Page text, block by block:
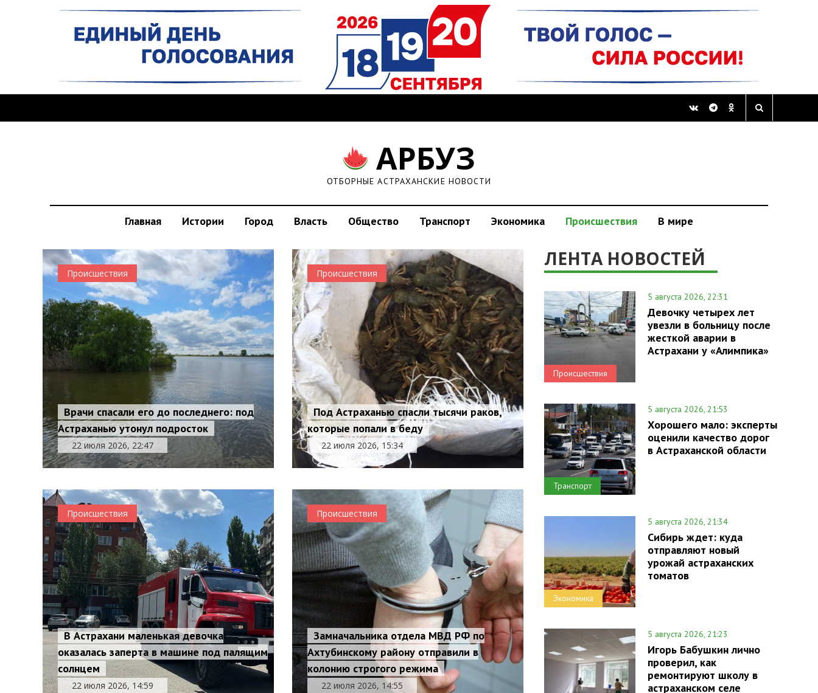
АРБУЗ
ОТБОРНЫЕ АСТРАХАНСКИЕ НОВОСТИ
Главная Истории Город Власть Общество Транспорт Экономика Происшествия В мире
Происшествия
Врачи спасали его до последнего: под
Астраханью утонул подросток
22 июля 2026, 22:47
Происшествия
Под Астраханью спасли тысячи раков,
которые попали в беду
22 июля 2026, 15:34
Происшествия
В Астрахани маленькая девочка
оказалась заперта в машине под палящим
солнцем
22 июля 2026, 14:59
Происшествия
Замначальника отдела МВД РФ по
Ахтубинскому району отправили в
колонию строгого режима
22 июля 2026, 14:55
ЛЕНТА НОВОСТЕЙ
Происшествия
5 августа 2026, 22:31
Девочку четырех лет
увезли в больницу после
жесткой аварии в
Астрахани у «Алимпика»
Транспорт
5 августа 2026, 21:53
Хорошего мало: эксперты
оценили качество дорог
в Астраханской области
Экономика
5 августа 2026, 21:34
Сибирь ждет: куда
отправляют новый
урожай астраханских
томатов
5 августа 2026, 21:23
Игорь Бабушкин лично
проверил, как
ремонтируют школу в
астраханском селе